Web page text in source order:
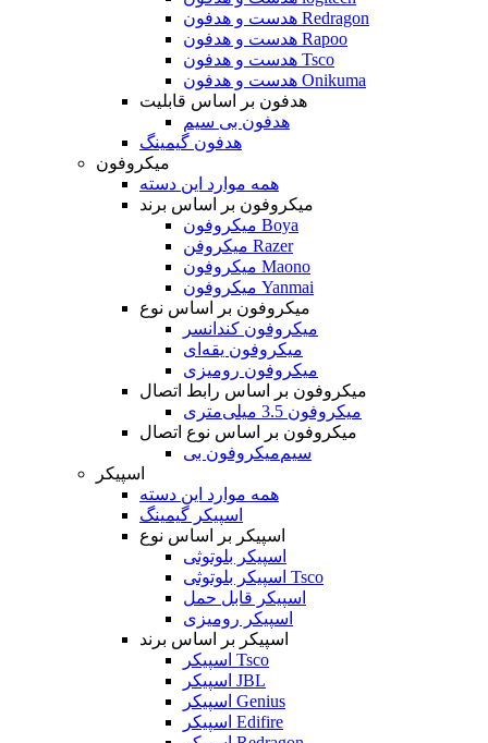
هدست و هدفون Redragon
هدست و هدفون Rapoo
هدست و هدفون Tsco
هدست و هدفون Onikuma
هدفون بر اساس قابلیت
هدفون بی سیم
هدفون گیمینگ
میکروفون
همه موارد این دسته
میکروفون بر اساس برند
میکروفون Boya
میکروفن Razer
میکروفون Maono
میکروفون Yanmai
میکروفون بر اساس نوع
میکروفون کندانسر
میکروفون یقه‌ای
میکروفون رومیزی
میکروفون بر اساس رابط اتصال
میکروفون 3.5 میلی‌متری
میکروفون بر اساس نوع اتصال
میکروفون بی‌‎سیم
اسپیکر
همه موارد این دسته
اسپیکر گیمینگ
اسپیکر بر اساس نوع
اسپیکر بلوتوثی
اسپیکر بلوتوثی Tsco
اسپیکر قابل حمل
اسپیکر رومیزی
اسپیکر بر اساس برند
اسپیکر Tsco
اسپیکر JBL
اسپیکر Genius
اسپیکر Edifire